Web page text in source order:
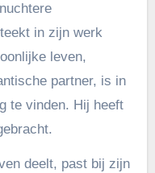
in zijn werk
leven,
partner, is in
te vinden. Hij heeft
deelt, past bij zijn